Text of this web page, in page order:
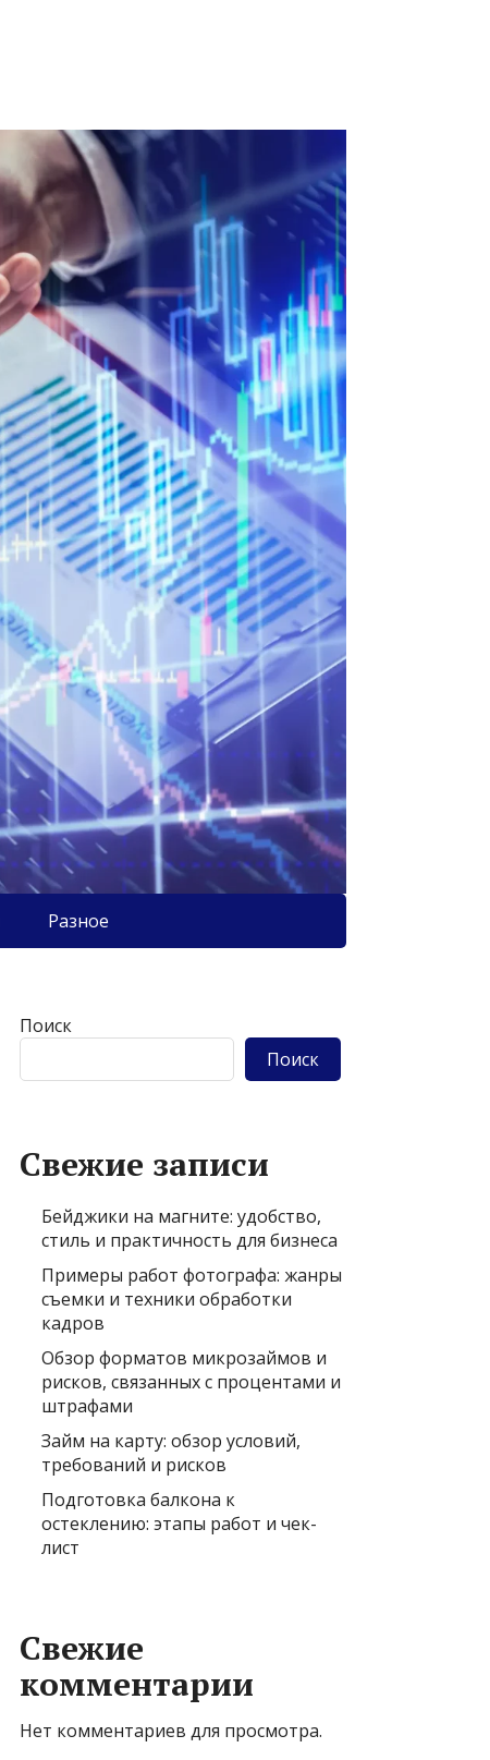
Разное
Поиск
Поиск
Свежие записи
Бейджики на магните: удобство,
стиль и практичность для бизнеса
Примеры работ фотографа: жанры
съемки и техники обработки
кадров
Обзор форматов микрозаймов и
рисков, связанных с процентами и
штрафами
Займ на карту: обзор условий,
требований и рисков
Подготовка балкона к
остеклению: этапы работ и чек-
лист
Свежие
комментарии
Нет комментариев для просмотра.